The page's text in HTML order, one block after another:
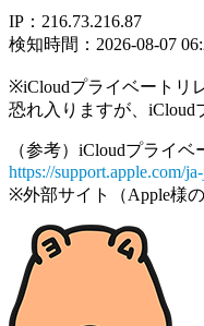
IP：216.73.216.87
検知時間：2026-08-07
※iCloudプライベートリ
恐れ入りますが、iCloud
（参考）iCloudプライ
https://support.apple.com/
※外部サイト（Apple様